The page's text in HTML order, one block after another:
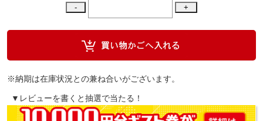
※納期は在庫状況との兼ね合いがございます。
▼レビューを書くと抽選で当たる！